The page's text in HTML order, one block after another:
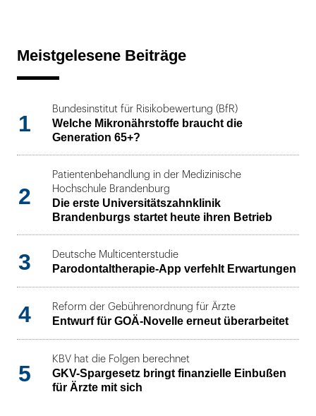
Meistgelesene Beiträge
1
Bundesinstitut für Risikobewertung (BfR)
Welche Mikronährstoffe braucht die
Generation 65+?
2
Patientenbehandlung in der Medizinische
Hochschule Brandenburg
Die erste Universitätszahnklinik
Brandenburgs startet heute ihren Betrieb
3 Deutsche Multicenterstudie
Parodontaltherapie-App verfehlt Erwartungen
4 Reform der Gebührenordnung für Ärzte
Entwurf für GOÄ-Novelle erneut überarbeitet
5
KBV hat die Folgen berechnet
GKV-Spargesetz bringt finanzielle Einbußen
für Ärzte mit sich